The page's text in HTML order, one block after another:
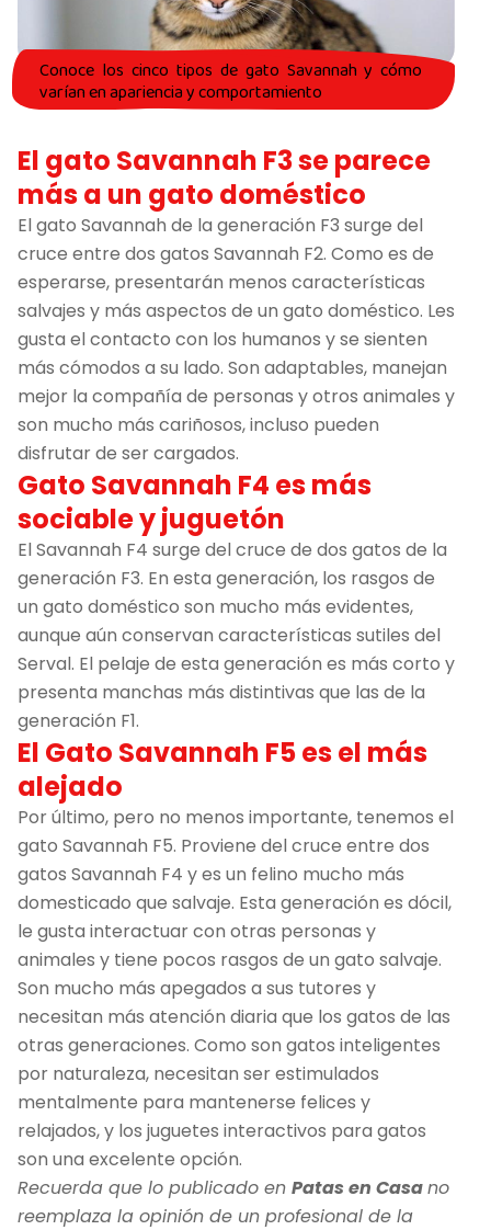
Conoce los cinco tipos de gato Savannah y cómo
varían en apariencia y comportamiento
El gato Savannah F3 se parece
más a un gato doméstico
El gato Savannah de la generación F3 surge del
cruce entre dos gatos Savannah F2. Como es de
esperarse, presentarán menos características
salvajes y más aspectos de un gato doméstico. Les
gusta el contacto con los humanos y se sienten
más cómodos a su lado. Son adaptables, manejan
mejor la compañía de personas y otros animales y
son mucho más cariñosos, incluso pueden
disfrutar de ser cargados.
Gato Savannah F4 es más
sociable y juguetón
El Savannah F4 surge del cruce de dos gatos de la
generación F3. En esta generación, los rasgos de
un gato doméstico son mucho más evidentes,
aunque aún conservan características sutiles del
Serval. El pelaje de esta generación es más corto y
presenta manchas más distintivas que las de la
generación F1.
El Gato Savannah F5 es el más
alejado
Por último, pero no menos importante, tenemos el
gato Savannah F5. Proviene del cruce entre dos
gatos Savannah F4 y es un felino mucho más
domesticado que salvaje. Esta generación es dócil,
le gusta interactuar con otras personas y
animales y tiene pocos rasgos de un gato salvaje.
Son mucho más apegados a sus tutores y
necesitan más atención diaria que los gatos de las
otras generaciones. Como son gatos inteligentes
por naturaleza, necesitan ser estimulados
mentalmente para mantenerse felices y
relajados, y los juguetes interactivos para gatos
son una excelente opción.
Recuerda que lo publicado en Patas en Casano
reemplaza la opinión de un profesional de la